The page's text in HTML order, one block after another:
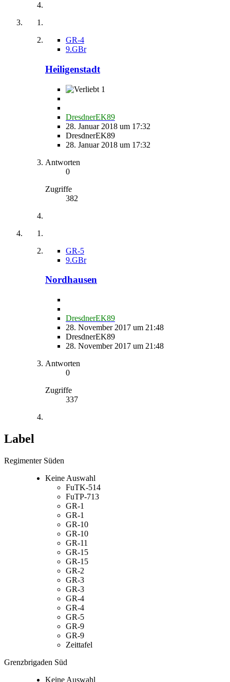
GR-4
9.GBr
Heiligenstadt
1
DresdnerEK89
28. Januar 2018 um 17:32
DresdnerEK89
28. Januar 2018 um 17:32
Antworten
0
Zugriffe
382
GR-5
9.GBr
Nordhausen
DresdnerEK89
28. November 2017 um 21:48
DresdnerEK89
28. November 2017 um 21:48
Antworten
0
Zugriffe
337
Label
Regimenter Süden
Keine Auswahl
FuTK-514
FuTP-713
GR-1
GR-1
GR-10
GR-10
GR-11
GR-15
GR-15
GR-2
GR-3
GR-3
GR-4
GR-4
GR-5
GR-9
GR-9
Zeittafel
Grenzbrigaden Süd
Keine Auswahl